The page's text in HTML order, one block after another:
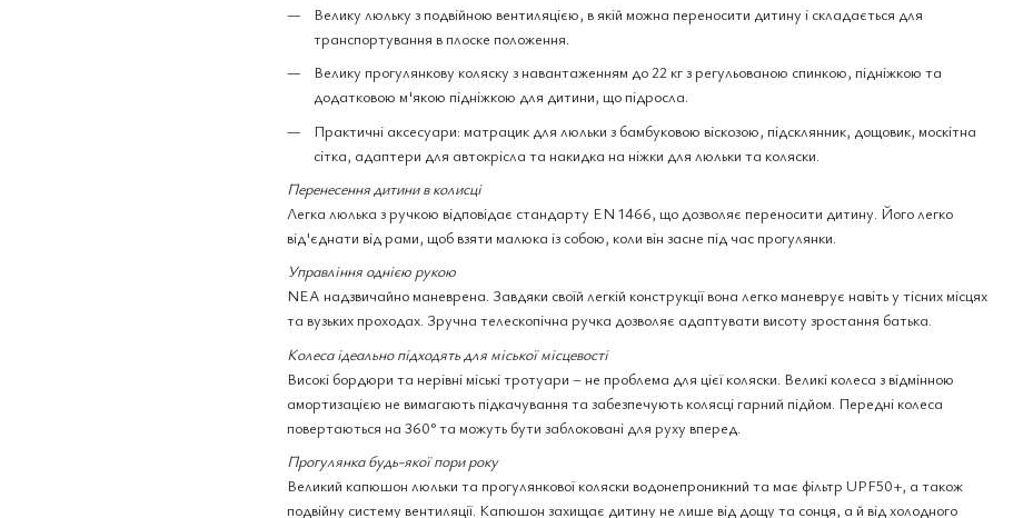
Велику люльку з подвійною вентиляцією, в якій можна переносити дитину і складається для
транспортування в плоске положення.
Велику прогулянкову коляску з навантаженням до 22 кг з регульованою спинкою, підніжкою та
додатковою м'якою підніжкою для дитини, що підросла.
Практичні аксесуари: матрацик для люльки з бамбуковою віскозою, підсклянник, дощовик, москітна
сітка, адаптери для автокрісла та накидка на ніжки для люльки та коляски.
Перенесення дитини в колисці
Легка люлька з ручкою відповідає стандарту EN 1466, що дозволяє переносити дитину. Його легко
від'єднати від рами, щоб взяти малюка із собою, коли він засне під час прогулянки.
Управління однією рукою
NEA надзвичайно маневрена. Завдяки своїй легкій конструкції вона легко маневрує навіть у тісних місцях
та вузьких проходах. Зручна телескопічна ручка дозволяє адаптувати висоту зростання батька.
Колеса ідеально підходять для міської місцевості
Високі бордюри та нерівні міські тротуари – не проблема для цієї коляски. Великі колеса з відмінною
амортизацією не вимагають підкачування та забезпечують колясці гарний підйом. Передні колеса
повертаються на 360° та можуть бути заблоковані для руху вперед.
Прогулянка будь-якої пори року
Великий капюшон люльки та прогулянкової коляски водонепроникний та має фільтр UPF50+, а також
подвійну систему вентиляції. Капюшон захищає дитину не лише від дощу та сонця, а й від холодного